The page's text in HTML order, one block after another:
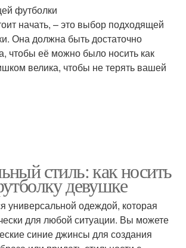
футболки
начать, – это выбор подходящей
Она должна быть достаточно
чтобы её можно было носить как
велика, чтобы не терять вашей
стиль: как носить
девушке
универсальной одеждой, которая
для любой ситуации. Вы можете
синие джинсы для создания